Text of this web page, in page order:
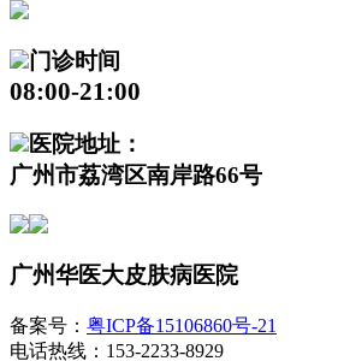
门诊时间
08:00-21:00
医院地址：
广州市荔湾区南岸路66号
广州华医大皮肤病医院
备案号： 粤ICP备15106860号-21
电话热线：153-2233-8929